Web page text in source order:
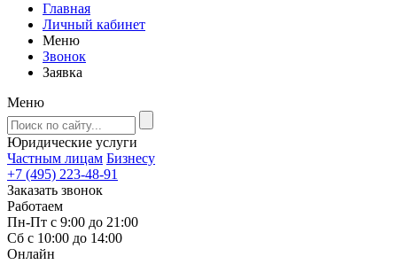
Главная
Личный кабинет
Меню
Звонок
Заявка
Меню
Юридические услуги
Частным лицам Бизнесу
+7 (495) 223-48-91
Заказать звонок
Работаем
Пн-Пт с 9:00 до 21:00
Сб с 10:00 до 14:00
Онлайн